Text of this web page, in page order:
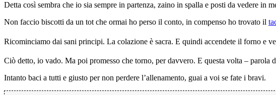
Detta così sembra che io sia sempre in partenza, zaino in spalla e posti da vedere in
Non faccio biscotti da un tot che ormai ho perso il conto, in compenso ho trovato il
Ricominciamo dai sani principi. La colazione è sacra. E quindi accendete il forno e
Ciò detto, io vado. Ma poi promesso che torno, per davvero. E questa volta –
Intanto baci a tutti e giusto per non perdere l’allenamento, guai a voi se fate i bravi.